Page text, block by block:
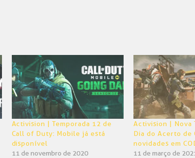
Activision | Temporada 12 de
Call of Duty: Mobile já está
disponível
11 de novembro de 2020
Activision | Nova
Dia do Acerto de
novidades em
11 de março de